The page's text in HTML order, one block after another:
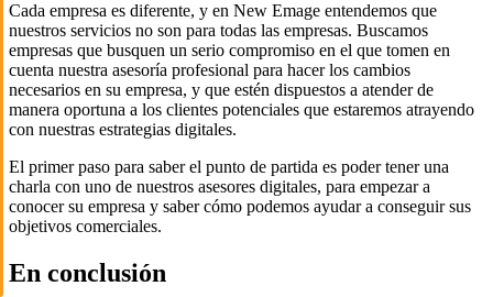
Cada empresa es diferente, y en New Emage entendemos que
nuestros servicios no son para todas las empresas. Buscamos
empresas que busquen un serio compromiso en el que tomen en
cuenta nuestra asesoría profesional para hacer los cambios
necesarios en su empresa, y que estén dispuestos a atender de
manera oportuna a los clientes potenciales que estaremos atrayendo
con nuestras estrategias digitales.
El primer paso para saber el punto de partida es poder tener una
charla con uno de nuestros asesores digitales, para empezar a
conocer su empresa y saber cómo podemos ayudar a conseguir sus
objetivos comerciales.
En conclusión